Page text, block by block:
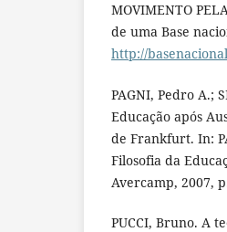
MOVIMENTO
de uma Base
http://
PAGNI, Pedro A.;
Educação após
de Frankfurt. In:
Filosofia da
Avercamp, 2007,
PUCCI, Bruno. A